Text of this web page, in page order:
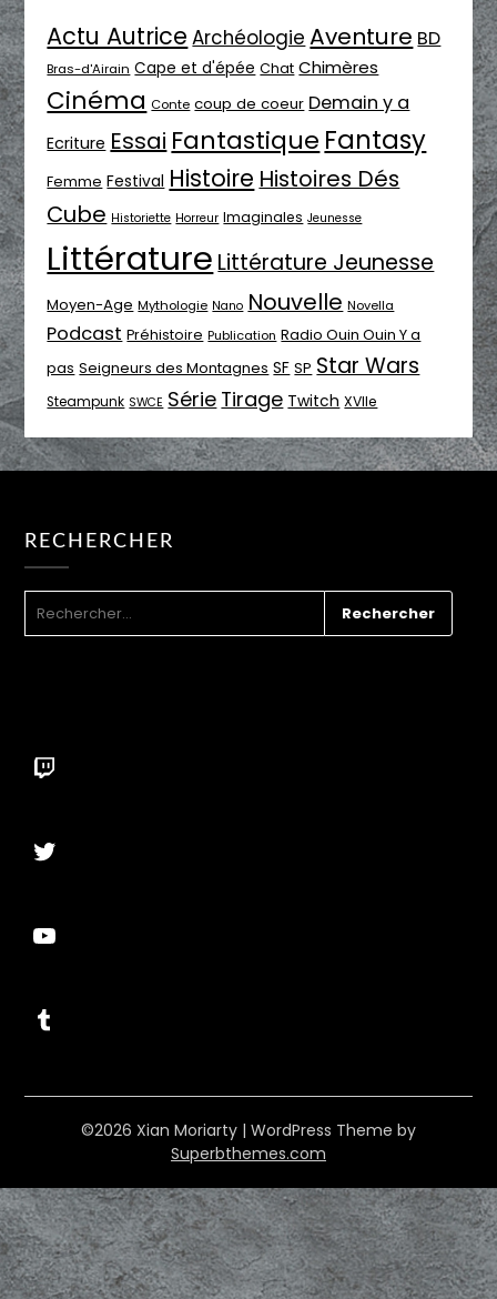
Actu Autrice Archéologie Aventure BD
Bras-d'Airain Cape et d'épée Chat Chimères
Cinéma Conte coup de coeur Demain y a
Ecriture Essai Fantastique Fantasy
Femme Festival Histoire Histoires Dés
Cube Historiette Horreur Imaginales Jeunesse
Littérature Littérature Jeunesse
Moyen-Age Mythologie Nano Nouvelle Novella
Podcast Préhistoire Publication Radio Ouin Ouin Y a
pas Seigneurs des Montagnes SF SP Star Wars
Steampunk SWCE Série Tirage Twitch XVIIe
RECHERCHER
Twitch
Twitter
YouTube
Tumblr
©2026 Xian Moriarty | WordPress Theme by
Superbthemes.com